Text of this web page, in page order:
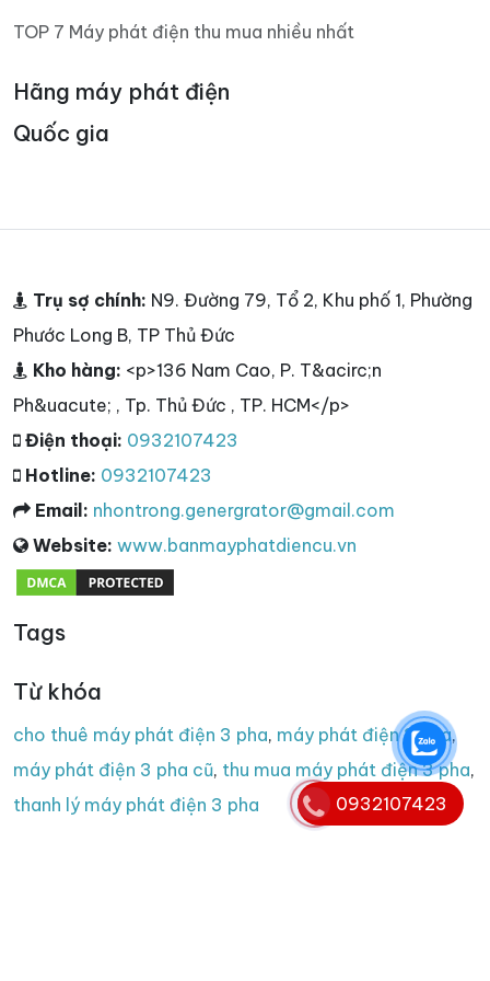
TOP 7 Máy phát điện thu mua nhiều nhất
Hãng máy phát điện
Quốc gia
Trụ sợ chính: N9. Đường 79, Tổ 2, Khu phố 1, Phường
Phước Long B, TP Thủ Đức
Kho hàng: <p>136 Nam Cao, P. T&acirc;n
Ph&uacute; , Tp. Thủ Đức , TP. HCM</p>
Điện thoại: 0932107423
Hotline: 0932107423
Email: nhontrong.genergrator@gmail.com
Website: www.banmayphatdiencu.vn
Tags
Từ khóa
cho thuê máy phát điện 3 pha, máy phát điện 3 pha,
máy phát điện 3 pha cũ, thu mua máy phát điện 3 pha,
thanh lý máy phát điện 3 pha
0932107423